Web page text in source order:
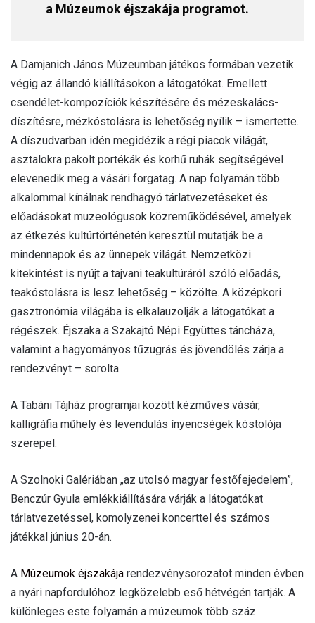
a Múzeumok éjszakája programot.
A Damjanich János Múzeumban játékos formában vezetik
végig az állandó kiállításokon a látogatókat. Emellett
csendélet-kompozíciók készítésére és mézeskalács-
díszítésre, mézkóstolásra is lehetőség nyílik – ismertette.
A díszudvarban idén megidézik a régi piacok világát,
asztalokra pakolt portékák és korhű ruhák segítségével
elevenedik meg a vásári forgatag. A nap folyamán több
alkalommal kínálnak rendhagyó tárlatvezetéseket és
előadásokat muzeológusok közreműködésével, amelyek
az étkezés kultúrtörténetén keresztül mutatják be a
mindennapok és az ünnepek világát. Nemzetközi
kitekintést is nyújt a tajvani teakultúráról szóló előadás,
teakóstolásra is lesz lehetőség – közölte. A középkori
gasztronómia világába is elkalauzolják a látogatókat a
régészek. Éjszaka a Szakajtó Népi Együttes táncháza,
valamint a hagyományos tűzugrás és jövendölés zárja a
rendezvényt – sorolta.
A Tabáni Tájház programjai között kézműves vásár,
kalligráfia műhely és levendulás ínyencségek kóstolója
szerepel.
A Szolnoki Galériában „az utolsó magyar festőfejedelem”,
Benczúr Gyula emlékkiállítására várják a látogatókat
tárlatvezetéssel, komolyzenei koncerttel és számos
játékkal június 20-án.
A Múzeumok éjszakája rendezvénysorozatot minden évben
a nyári napfordulóhoz legközelebb eső hétvégén tartják. A
különleges este folyamán a múzeumok több száz